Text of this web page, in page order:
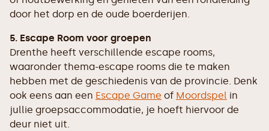
door het dorp en de oude boerderijen.
5. Escape Room voor groepen
Drenthe heeft verschillende escape rooms,
waaronder thema-escape rooms die te maken
hebben met de geschiedenis van de provincie. Denk
ook eens aan een Escape Game of Moordspel in
jullie groepsaccommodatie, je hoeft hiervoor de
deur niet uit.